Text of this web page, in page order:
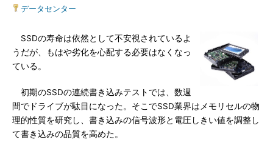
データセンター
SSDの寿命は依然として不安視されているよ
うだが、もはや劣化を心配する必要はなくなっ
ている。
初期のSSDの連続書き込みテストでは、数週
間でドライブが駄目になった。そこでSSD業界はメモリセルの物
理的性質を研究し、書き込みの信号波形と電圧しきい値を調整し
て書き込みの品質を高めた。